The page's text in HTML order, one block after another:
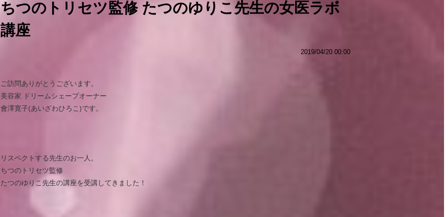
ちつのトリセツ監修 たつのゆりこ先生の女医ラボ
講座
2019/04/20 00:00
ご訪問ありがとうございます。
美容家 ドリームシェープオーナー
會澤寛子(あいざわひろこ)です。
リスペクトする先生のお一人。
ちつのトリセツ監修
たつのゆりこ先生の講座を受講してきました！